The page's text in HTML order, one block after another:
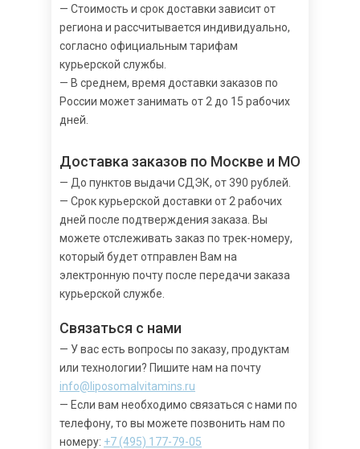
Доставка заказов по Москве и МО
Связаться с нами
— До пунктов выдачи СДЭК, от 390 рублей.
— Срок курьерской доставки от 2 рабочих
дней после подтверждения заказа. Вы
можете отслеживать заказ по трек-номеру,
который будет отправлен Вам на
электронную почту после передачи заказа
курьерской службе.
— У вас есть вопросы по заказу, продуктам
или технологии? Пишите нам на почту
info@liposomalvitamins.ru
— Если вам необходимо связаться с нами по
телефону, то вы можете позвонить нам по
номеру: +7 (495) 177-79-05
— Стоимость и срок доставки зависит от
региона и рассчитывается индивидуально,
согласно официальным тарифам
курьерской службы.
— В среднем, время доставки заказов по
России может занимать от 2 до 15 рабочих
дней.